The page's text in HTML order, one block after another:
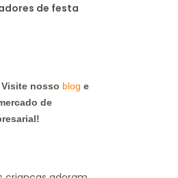
de festa
nosso blog e
de